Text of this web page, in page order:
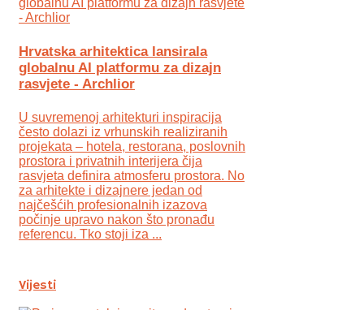
Hrvatska arhitektica lansirala
globalnu AI platformu za dizajn
rasvjete - Archlior
U suvremenoj arhitekturi inspiracija
često dolazi iz vrhunskih realiziranih
projekata – hotela, restorana, poslovnih
prostora i privatnih interijera čija
rasvjeta definira atmosferu prostora. No
za arhitekte i dizajnere jedan od
najčešćih profesionalnih izazova
počinje upravo nakon što pronađu
referencu. Tko stoji iza ...
Vijesti